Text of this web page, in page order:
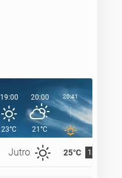
Jutro 25°C 13°C
19:00
23°C
20:00
21°C
20:41 21:00